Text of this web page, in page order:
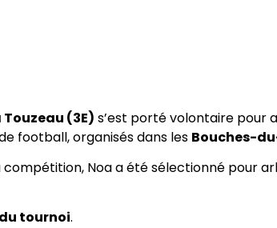
Touzeau (3E) s’est porté volontaire pour
football, organisés dans les Bouches-
Noa a été sélectionné pour
tournoi.